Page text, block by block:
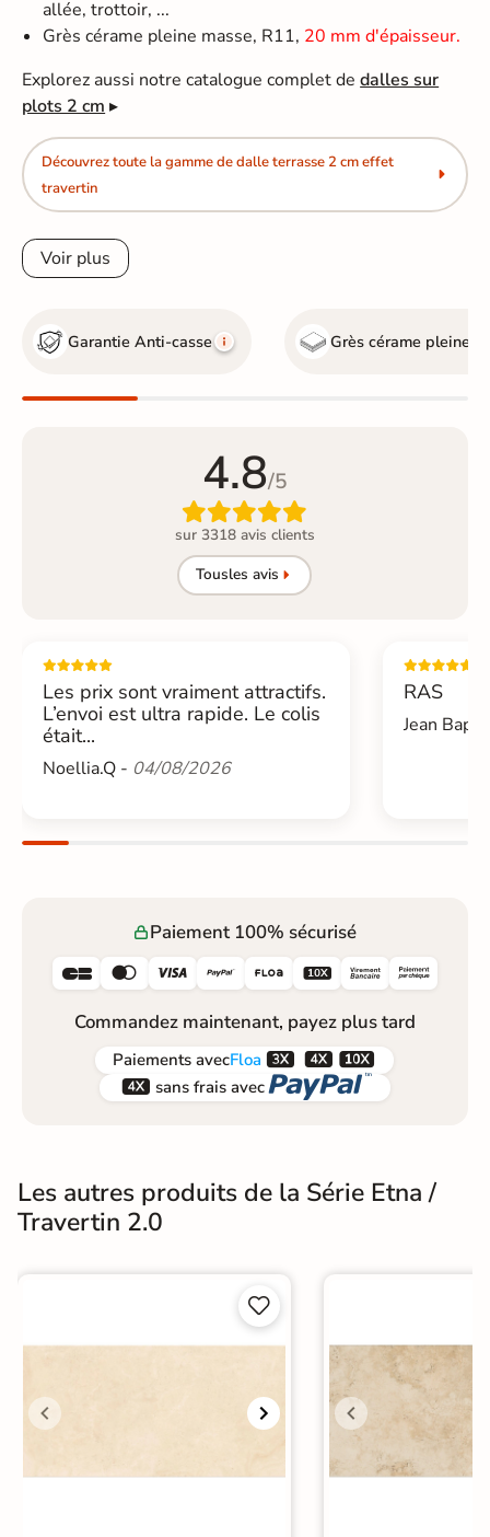
allée, trottoir, ...
Grès cérame pleine masse, R11, 20 mm d'épaisseur.
Explorez aussi notre catalogue complet dedalles sur
plots 2 cm ▸
Découvrez toute la gamme de dalle terrasse 2 cm effet
travertin
Voir plus
Garantie Anti-casse Grès cérame pleine
4.8/5

sur 3318 avis clients
Tousles avis
Les prix sont vraiment attractifs.
L’envoi est ultra rapide. Le colis
était...
Noellia.Q - 04/08/2026
RAS
Jean
Paiement 100% sécurisé
     
Commandez maintenant, payez plus tard
Paiements avecFloa  
 sans frais avec 
Les autres produits de la Série Etna /
Travertin 2.0

